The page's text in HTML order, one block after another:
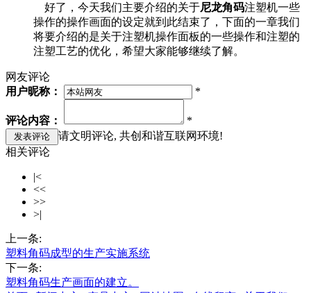
好了，今天我们主要介绍的关于尼龙角码注塑机一些
操作的操作画面的设定就到此结束了，下面的一章我们
将要介绍的是关于注塑机操作面板的一些操作和注塑的
注塑工艺的优化，希望大家能够继续了解。
网友评论
用户昵称：
*
评论内容：
*
请文明评论, 共创和谐互联网环境!
相关评论
|<
<<
>>
>|
上一条:
塑料角码成型的生产实施系统
下一条:
塑料角码生产画面的建立。